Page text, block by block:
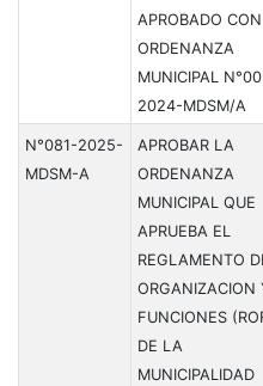
APROBADO CON
ORDENANZA
MUNICIPAL
2024-MDSM/A
N°081-2025-
MDSM-A
APROBAR LA
ORDENANZA
MUNICIPAL QUE
APRUEBA EL
REGLAMENTO
ORGANIZACION
FUNCIONES
DE LA
MUNICIPALIDAD